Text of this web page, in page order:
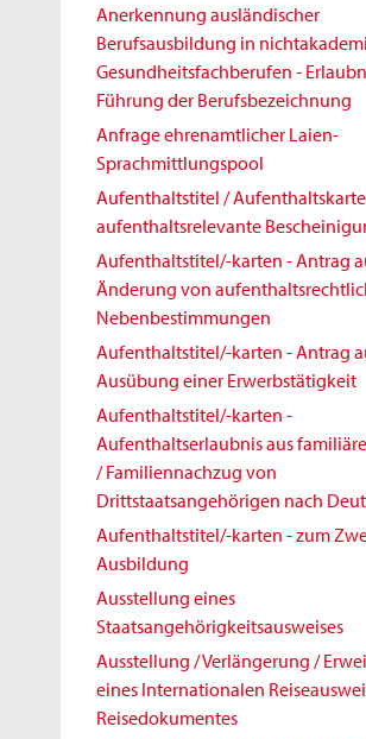
Anerkennung ausländischer
Berufsausbildung in
Gesundheitsfachberufen -
Führung der Berufsbezeichnung
Anfrage ehrenamtlicher Laien-
Sprachmittlungspool
Aufenthaltstitel /
aufenthaltsrelevante
Aufenthaltstitel/-karten - Antrag
Änderung von
Nebenbestimmungen
Aufenthaltstitel/-karten - Antrag
Ausübung einer Erwerbstätigkeit
Aufenthaltstitel/-karten -
Aufenthaltserlaubnis aus
/ Familiennachzug von
Drittstaatsangehörigen nach
Aufenthaltstitel/-karten - zum
Ausbildung
Ausstellung eines
Staatsangehörigkeitsausweises
Ausstellung / Verlängerung /
eines Internationalen
Reisedokumentes